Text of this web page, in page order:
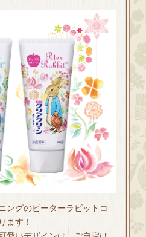
ングのピーターラビットコ
ます！